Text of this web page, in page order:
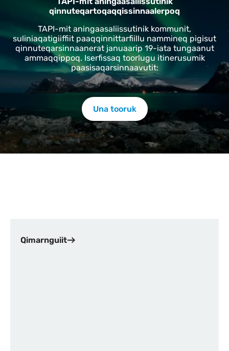
qinnuteqartoqaqqissinnaalerpoq
TAPI-mit aningaasaliissutinik kommunit,
suliniaqatigiiffiit paaqqinnittarfiillu nammineq pigisut
qinnuteqarsinnaanerat januaarip 19-iata tungaanut
ammaqqippoq. Iserfissaq toorlugu itinerusumik
paasisaqarsinnaavutit:
Una tooruk
Qimarnguiit